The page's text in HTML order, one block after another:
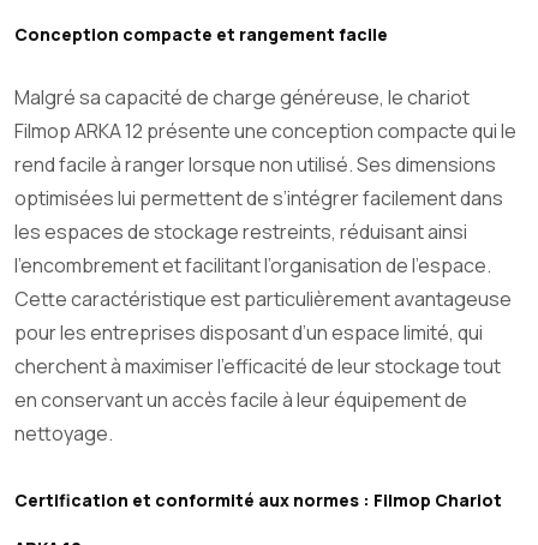
Conception compacte et rangement facile
Malgré sa capacité de charge généreuse, le chariot
Filmop ARKA 12 présente une conception compacte qui le
rend facile à ranger lorsque non utilisé. Ses dimensions
optimisées lui permettent de s’intégrer facilement dans
les espaces de stockage restreints, réduisant ainsi
l’encombrement et facilitant l’organisation de l’espace.
Cette caractéristique est particulièrement avantageuse
pour les entreprises disposant d’un espace limité, qui
cherchent à maximiser l’efficacité de leur stockage tout
en conservant un accès facile à leur équipement de
nettoyage.
Certification et conformité aux normes : Filmop Chariot